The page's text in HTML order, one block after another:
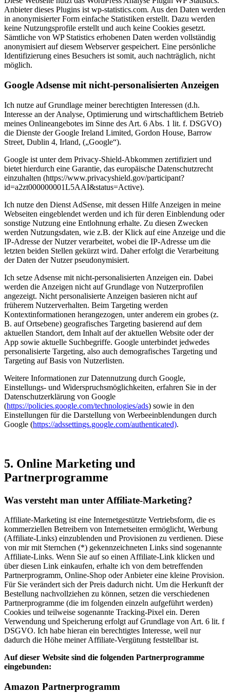
Anbieter dieses Plugins ist wp-statistics.com. Aus den Daten werden
in anonymisierter Form einfache Statistiken erstellt. Dazu werden
keine Nutzungsprofile erstellt und auch keine Cookies gesetzt.
Sämtliche von WP Statistics erhobenen Daten werden vollständig
anonymisiert auf diesem Webserver gespeichert. Eine persönliche
Identifizierung eines Besuchers ist somit, auch nachträglich, nicht
möglich.
Google Adsense mit nicht-personalisierten Anzeigen
Ich nutze auf Grundlage meiner berechtigten Interessen (d.h.
Interesse an der Analyse, Optimierung und wirtschaftlichem Betrieb
meines Onlineangebotes im Sinne des Art. 6 Abs. 1 lit. f. DSGVO)
die Dienste der Google Ireland Limited, Gordon House, Barrow
Street, Dublin 4, Irland, („Google“).
Google ist unter dem Privacy-Shield-Abkommen zertifiziert und
bietet hierdurch eine Garantie, das europäische Datenschutzrecht
einzuhalten (https://www.privacyshield.gov/participant?
id=a2zt000000001L5AAI&status=Active).
Ich nutze den Dienst AdSense, mit dessen Hilfe Anzeigen in meine
Webseiten eingeblendet werden und ich für deren Einblendung oder
sonstige Nutzung eine Entlohnung erhalte. Zu diesen Zwecken
werden Nutzungsdaten, wie z.B. der Klick auf eine Anzeige und die
IP-Adresse der Nutzer verarbeitet, wobei die IP-Adresse um die
letzten beiden Stellen gekürzt wird. Daher erfolgt die Verarbeitung
der Daten der Nutzer pseudonymisiert.
Ich setze Adsense mit nicht-personalisierten Anzeigen ein. Dabei
werden die Anzeigen nicht auf Grundlage von Nutzerprofilen
angezeigt. Nicht personalisierte Anzeigen basieren nicht auf
früherem Nutzerverhalten. Beim Targeting werden
Kontextinformationen herangezogen, unter anderem ein grobes (z.
B. auf Ortsebene) geografisches Targeting basierend auf dem
aktuellen Standort, dem Inhalt auf der aktuellen Website oder der
App sowie aktuelle Suchbegriffe. Google unterbindet jedwedes
personalisierte Targeting, also auch demografisches Targeting und
Targeting auf Basis von Nutzerlisten.
Weitere Informationen zur Datennutzung durch Google,
Einstellungs- und Widerspruchsmöglichkeiten, erfahren Sie in der
Datenschutzerklärung von Google
(https://policies.google.com/technologies/ads) sowie in den
Einstellungen für die Darstellung von Werbeeinblendungen durch
Google (https://adssettings.google.com/authenticated).
5. Online Marketing und
Partnerprogramme
Was versteht man unter Affiliate-Marketing?
Affiliate-Marketing ist eine Internetgestützte Vertriebsform, die es
kommerziellen Betreibern von Internetseiten ermöglicht, Werbung
(Affiliate-Links) einzublenden und Provisionen zu verdienen. Diese
von mir mit Sternchen (*) gekennzeichneten Links sind sogenannte
Affiliate-Links. Wenn Sie auf so einen Affiliate-Link klicken und
über diesen Link einkaufen, erhalte ich von dem betreffenden
Partnerprogramm, Online-Shop oder Anbieter eine kleine Provision.
Für Sie verändert sich der Preis dadurch nicht. Um die Herkunft der
Bestellung nachvollziehen zu können, setzen die verschiedenen
Partnerprogramme (die im folgenden einzeln aufgeführt werden)
Cookies und teilweise sogenannte Tracking-Pixel ein. Deren
Verwendung und Speicherung erfolgt auf Grundlage von Art. 6 lit. f
DSGVO. Ich habe hieran ein berechtigtes Interesse, weil nur
dadurch die Höhe meiner Affiliate-Vergütung feststellbar ist.
Auf dieser Website sind die folgenden Partnerprogramme
eingebunden:
Amazon Partnerprogramm